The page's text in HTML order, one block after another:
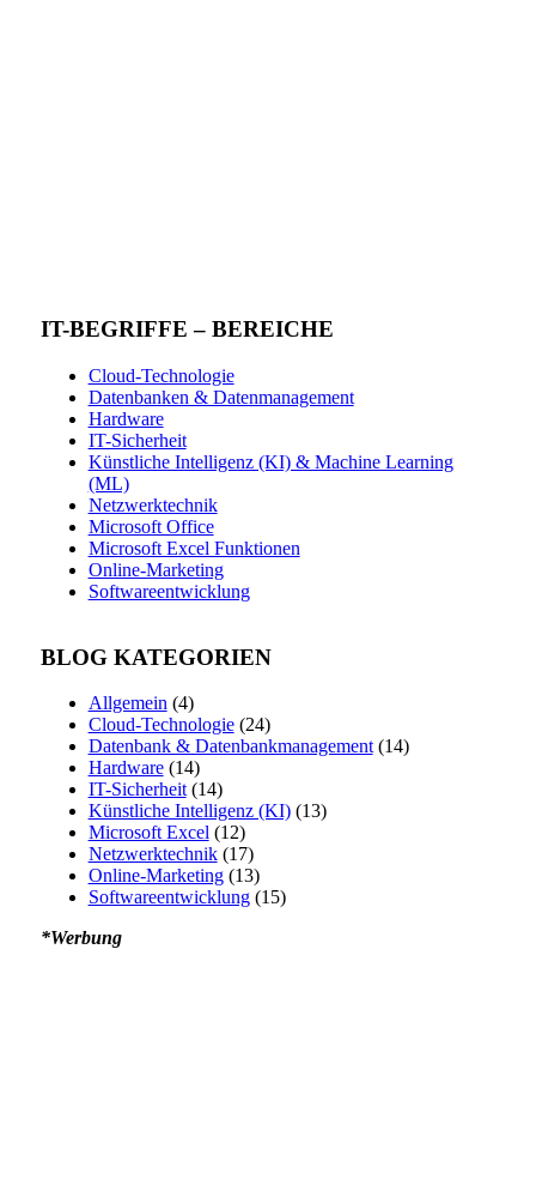
IT-BEGRIFFE – BEREICHE
Cloud-Technologie
Datenbanken & Datenmanagement
Hardware
IT-Sicherheit
Künstliche Intelligenz (KI) & Machine Learning
(ML)
Netzwerktechnik
Microsoft Office
Microsoft Excel Funktionen
Online-Marketing
Softwareentwicklung
BLOG KATEGORIEN
Allgemein(4)
Cloud-Technologie(24)
Datenbank & Datenbankmanagement(14)
Hardware(14)
IT-Sicherheit(14)
Künstliche Intelligenz (KI)(13)
Microsoft Excel(12)
Netzwerktechnik(17)
Online-Marketing(13)
Softwareentwicklung(15)
*Werbung